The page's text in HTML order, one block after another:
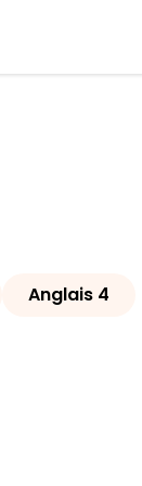
Anglais 4